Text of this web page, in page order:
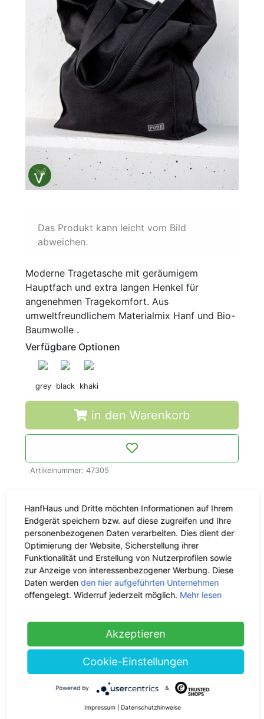
Das Produkt kann leicht vom Bild
abweichen.
Moderne Tragetasche mit geräumigem
Hauptfach und extra langen Henkel für
angenehmen Tragekomfort. Aus
umweltfreundlichem Materialmix Hanf und Bio-
Baumwolle .
Verfügbare Optionen
grey black khaki
in den Warenkorb
Artikelnummer: 47305
Material & Maße
Lieferzeit:ca. 1 - 3 Werktage,
CO2 -neutral
Einkaufswert
Rückgaberecht:30 Tage
Deine Frage zum Produkt
HanfHaus und Dritte möchten Informationen auf Ihrem
Endgerät speichern bzw. auf diese zugreifen und Ihre
personenbezogenen Daten verarbeiten. Dies dient der
Optimierung der Website, Sicherstellung ihrer
Funktionalität und Erstellung von Nutzerprofilen sowie
zur Anzeige von interessenbezogener Werbung. Diese
Daten werdenden hier aufgeführten Unternehmen
offengelegt. Widerruf jederzeit möglich. Mehr lesen
Akzeptieren
Cookie-Einstellungen
Powered by &
Impressum Datenschutzhinweise